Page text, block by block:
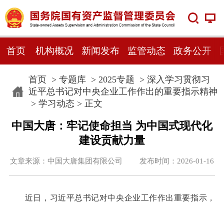
首页 机构概况 新闻发布 监管动态 政务公开
首页> 专题库> 2025专题 > 深入学习贯彻习
近平总书记对中央企业工作作出的重要指示精神
> 学习动态 > 正文
中国大唐：牢记使命担当 为中国式现代化
建设贡献力量
文章来源：中国大唐集团有限公司 发布时间：2026-01-16
近日，习近平总书记对中央企业工作作出重要指示，